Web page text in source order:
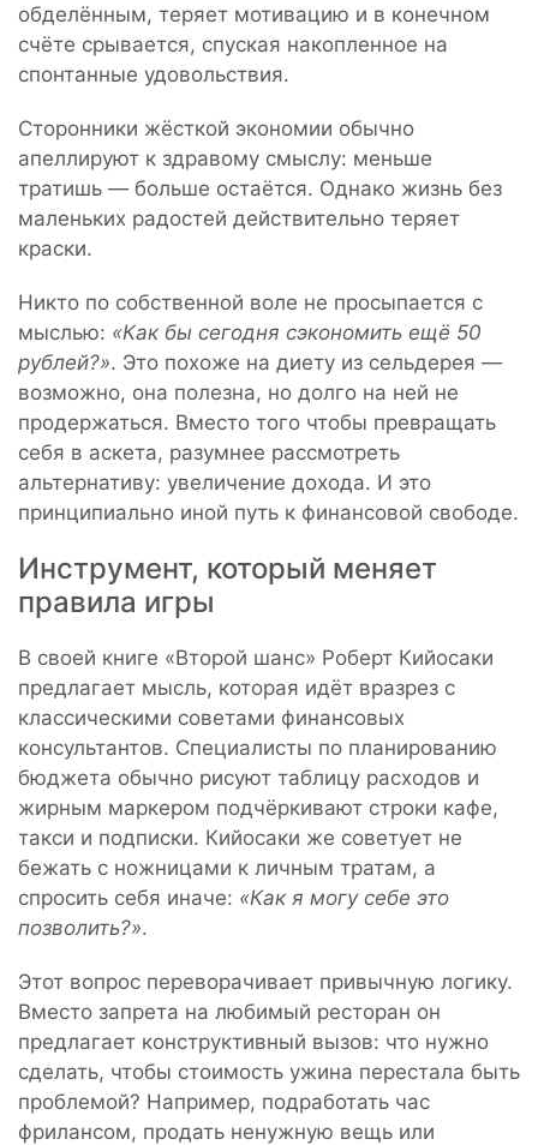
обделённым, теряет мотивацию и в конечном
счёте срывается, спуская накопленное на
спонтанные удовольствия.
Сторонники жёсткой экономии обычно
апеллируют к здравому смыслу: меньше
тратишь — больше остаётся. Однако жизнь без
маленьких радостей действительно теряет
краски.
Никто по собственной воле не просыпается с
мыслью: «Как бы сегодня сэкономить ещё 50
рублей?». Это похоже на диету из сельдерея —
возможно, она полезна, но долго на ней не
продержаться. Вместо того чтобы превращать
себя в аскета, разумнее рассмотреть
альтернативу: увеличение дохода. И это
принципиально иной путь к финансовой свободе.
Инструмент, который меняет
правила игры
В своей книге «Второй шанс» Роберт Кийосаки
предлагает мысль, которая идёт вразрез с
классическими советами финансовых
консультантов. Специалисты по планированию
бюджета обычно рисуют таблицу расходов и
жирным маркером подчёркивают строки кафе,
такси и подписки. Кийосаки же советует не
бежать с ножницами к личным тратам, а
спросить себя иначе: «Как я могу себе это
позволить?».
Этот вопрос переворачивает привычную логику.
Вместо запрета на любимый ресторан он
предлагает конструктивный вызов: что нужно
сделать, чтобы стоимость ужина перестала быть
проблемой? Например, подработать час
фрилансом, продать ненужную вещь или